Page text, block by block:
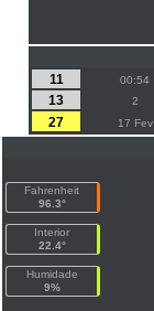
11
00:54
13
2
27
17 Fev
Fahrenheit
96.3°
Interior
22.4°
Humidade
9%